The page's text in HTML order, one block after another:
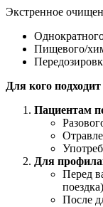
Экстренное
Пищевого/
Для кого подходит
Пациентам
Для
Перед
поездка)
После